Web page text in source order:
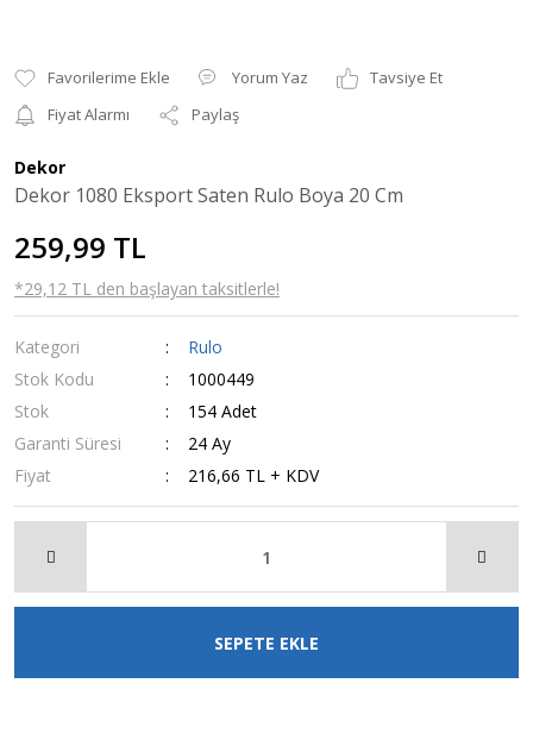
Yorum Yaz
Tavsiye Et
Fiyat Alarmı
Paylaş
Dekor
Dekor 1080 Eksport Saten Rulo Boya 20 Cm
259,99 TL
*29,12 TL den başlayan taksitlerle!
Kategori
Rulo
Stok Kodu
1000449
Stok
154 Adet
Garanti Süresi
24 Ay
Fiyat
216,66 TL + KDV
SEPETE EKLE